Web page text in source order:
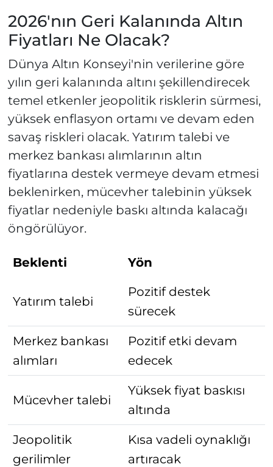
2026'nın Geri Kalanında Altın
Fiyatları Ne Olacak?
Dünya Altın Konseyi'nin verilerine göre
yılın geri kalanında altını şekillendirecek
temel etkenler jeopolitik risklerin sürmesi,
yüksek enflasyon ortamı ve devam eden
savaş riskleri olacak. Yatırım talebi ve
merkez bankası alımlarının altın
fiyatlarına destek vermeye devam etmesi
beklenirken, mücevher talebinin yüksek
fiyatlar nedeniyle baskı altında kalacağı
öngörülüyor.
Beklenti Yön
Yatırım talebi
Pozitif destek
sürecek
Merkez bankası
alımları
Pozitif etki devam
edecek
Mücevher talebi
Yüksek fiyat baskısı
altında
Jeopolitik
gerilimler
Kısa vadeli oynaklığı
artıracak